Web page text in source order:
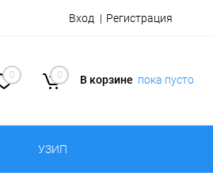
Вход Регистрация
0 0 В корзине пока пусто
УЗИП